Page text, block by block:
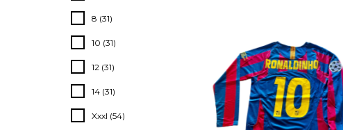
8 (31)
10 (31)
12 (31)
14 (31)
Xxxl (54)